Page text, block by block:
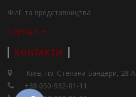
Філії та представництва
Города
КОНТАКТИ
Київ, пр. Степана Бандери, 28 А
+38 050-932-81-11